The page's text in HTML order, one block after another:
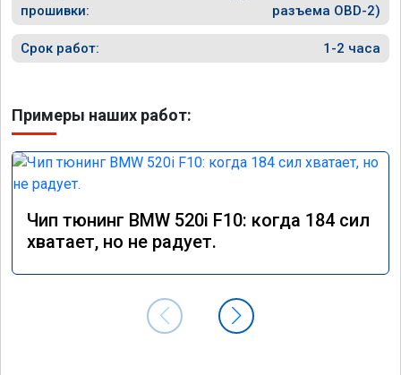
прошивки:
разъема OBD-2)
Срок работ: 1-2 часа
Примеры наших работ:
Чип тюнинг BMW 520i F10: когда 184 сил
хватает, но не радует.